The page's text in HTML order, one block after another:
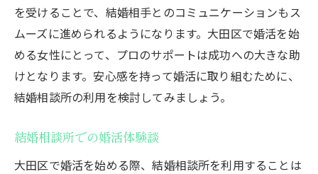
を受けることで、結婚相手とのコミュニケーションもス
ムーズに進められるようになります。大田区で婚活を始
める女性にとって、プロのサポートは成功への大きな助
けとなります。安心感を持って婚活に取り組むために、
結婚相談所の利用を検討してみましょう。
結婚相談所での婚活体験談
大田区で婚活を始める際、結婚相談所を利用することは